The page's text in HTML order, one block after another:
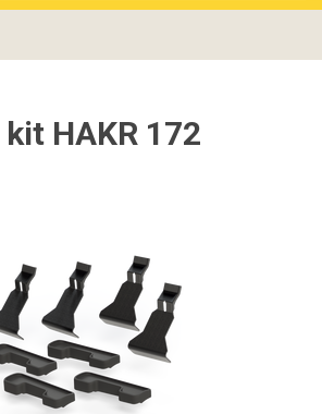
HAKR 172